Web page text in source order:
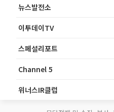
뉴스발전소
이투데이TV
스페셜리포트
Channel 5
위너스IR클럽